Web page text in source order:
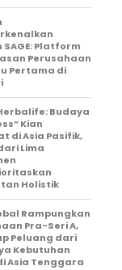
SAGE: Platform
Perusahaan
Pertama di
Budaya
Kian
di Asia Pasifik,
Lima
Holistik
Rampungkan
Pra-Seri A,
Peluang dari
Kebutuhan
Asia Tenggara